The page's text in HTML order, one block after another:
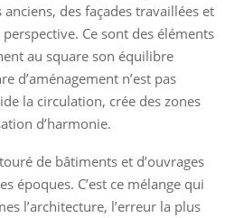
des façades travaillées et
Ce sont des éléments
au square son équilibre
d’aménagement n’est pas
la circulation, crée des zones
d’harmonie.
de bâtiments et d’ouvrages
époques. C’est ce mélange qui
l’architecture, l’erreur la plus